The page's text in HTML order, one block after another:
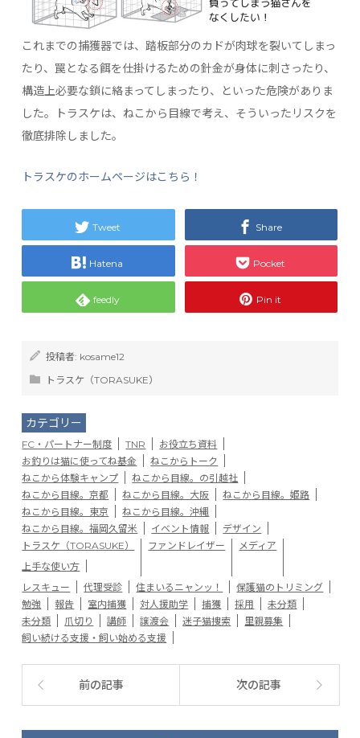
これまでの捕獲器では、踏板部分のカドが肉球を裂いてしまっ
たり、罠となる餌を仕掛けるための針金が身体に刺さったり、
構造上必要な鎖に絡まってしまったり、といった危険がありま
した。トラスケは、ねこから目線で考え、そういったリスクを
徹底排除しました。
トラスケのホームページはこちら！
Tweet Share
Hatena Pocket
feedly Pin it
投稿者: kosame12
トラスケ（TORASUKE）
カテゴリー
FC・パートナー制度 TNR
お役立ち資料
お釣りは猫に使ってね基金
ねこからトーク
ねこから体験キャンプ
ねこから目線。の引越社
ねこから目線。京都
ねこから目線。大阪
ねこから目線。姫路
ねこから目線。東京
ねこから目線。沖縄
ねこから目線。福岡久留米
イベント情報
デザイン
トラスケ（TORASUKE）
上手な使い方
ファンドレイザー メディア
レスキュー 代理受診 住まいるニャンッ！
保護猫のトリミング
勉強
報告 室内捕獲 対人援助学 捕獲 採用
未分類
未分類
爪切り 講師 譲渡会 迷子猫捜索
里親募集
飼い続ける支援・飼い始める支援
前の記事 次の記事